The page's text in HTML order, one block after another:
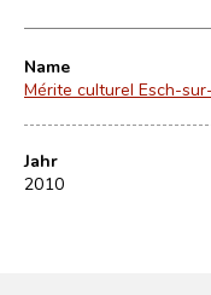
Name
Mérite culturel Esch-
Jahr
2010